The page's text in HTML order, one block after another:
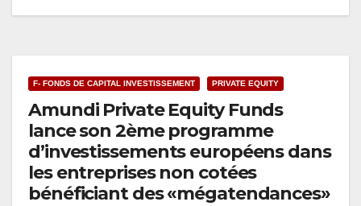
F- FONDS DE CAPITAL INVESTISSEMENT PRIVATE EQUITY
Amundi Private Equity Funds
lance son 2ème programme
d’investissements européens dans
les entreprises non cotées
bénéficiant des «mégatendances»